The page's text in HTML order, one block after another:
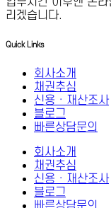
리겠습니다.
Quick Links
회사소개
채권추심
신용 · 재산조사
블로그
빠른상담문의
회사소개
채권추심
신용 · 재산조사
블로그